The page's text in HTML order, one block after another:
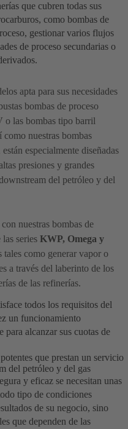
que cubren todas sus
como bombas de
gestionar varios flujos
de proceso secundarias o
apta para sus necesidades
bombas de proceso
o las bombas tipo barril
como nuestras bombas
están especialmente diseñadas
presiones y grandes
del petróleo y del
nuestras bombas de
series KWP, Omega y
tales como generar vapor o
a través del laberinto de los
de las refinerías.
todos los requisitos del
un funcionamiento
alcanzar sus cuotas de
que prestan un servicio
del petróleo y del gas
y eficaz se necesitan unas
tipo de condiciones
de su negocio, sino
que dependen de las